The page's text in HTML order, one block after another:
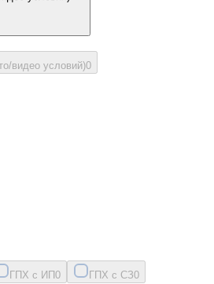
видео условий)0
ГПХ с ИП0 ГПХ с СЗ0